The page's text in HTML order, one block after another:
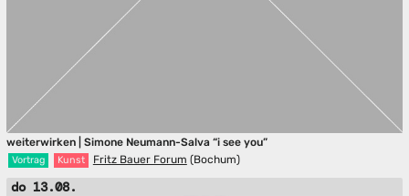
weiterwirken | Simone Neumann-Salva “i see you”
Vortrag Kunst Fritz Bauer Forum (Bochum)
do 13.08.